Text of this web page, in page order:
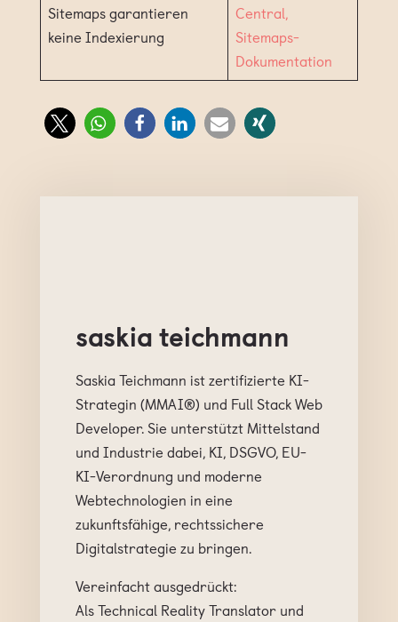
Sitemaps garantieren
keine Indexierung
Central,
Sitemaps-
Dokumentation
saskia teichmann
Saskia Teichmann ist zertifizierte KI-
Strategin (MMAI®) und Full Stack Web
Developer. Sie unterstützt Mittelstand
und Industrie dabei, KI, DSGVO, EU-
KI-Verordnung und moderne
Webtechnologien in eine
zukunftsfähige, rechtssichere
Digitalstrategie zu bringen.
Vereinfacht ausgedrückt:
Als Technical Reality Translator und